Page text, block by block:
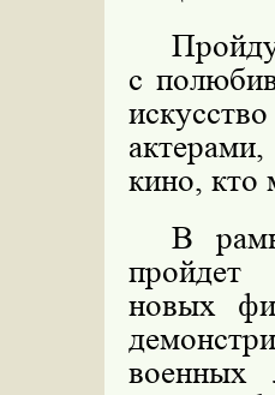
с
кино, кто
В
пройдет
новых
военных